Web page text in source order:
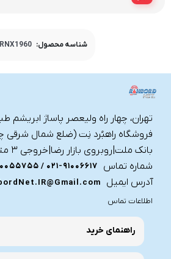
شناسه محصول: RNX1960
فروشگاه راهبُرد نِت (ضلع شمال شرقی
بانک ملت|روبروی بازار رضا|خروجی ۳ مترو تاترشهر و BRT)‎‎
شماره تماس
021-91006617 / 09190055755
آدرس ایمیل
اطلاعات تماس
راهنمای خرید